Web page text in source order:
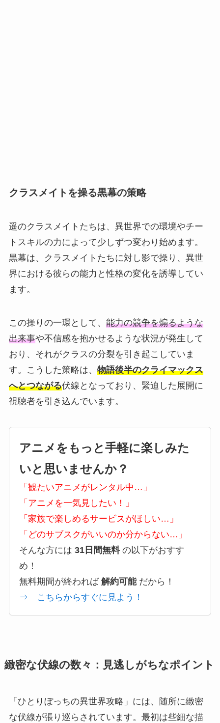
クラスメイトを操る黒幕の策略
遥のクラスメイトたちは、異世界での環境やチー
トスキルの力によって少しずつ変わり始めます。
黒幕は、クラスメイトたちに対し影で操り、異世
界における彼らの能力と性格の変化を誘導してい
ます。
この操りの一環として、 能力の競争を煽るような
出来事や不信感を抱かせるような状況が発生して
おり、それがクラスの分裂を引き起こしていま
す。こうした策略は、 物語後半のクライマックス
へとつながる伏線となっており、緊迫した展開に
視聴者を引き込んでいます。
アニメをもっと手軽に楽しみた
いと思いませんか？
「観たいアニメがレンタル中…」
「アニメを一気見したい！」
「家族で楽しめるサービスがほしい…」
「どのサブスクがいいのか分からない…」
そんな方には 31日間無料の以下がおすす
め！
無料期間が終われば 解約可能だから！
⇒ こちらからすぐに見よう！
緻密な伏線の数々：見逃しがちなポイント
「ひとりぼっちの異世界攻略」には、随所に緻密
な伏線が張り巡らされています。最初は些細な描